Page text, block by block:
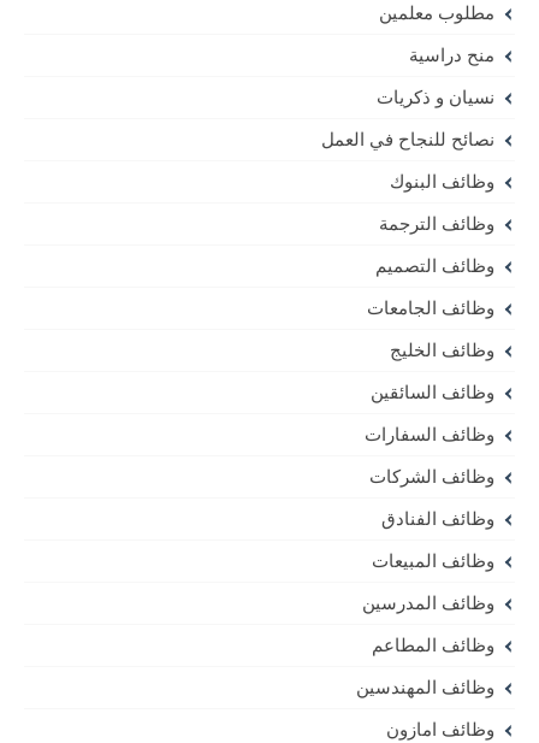
مطلوب معلمين
منح دراسية
نسيان و ذكريات
نصائح للنجاح في العمل
وظائف البنوك
وظائف الترجمة
وظائف التصميم
وظائف الجامعات
وظائف الخليج
وظائف السائقين
وظائف السفارات
وظائف الشركات
وظائف الفنادق
وظائف المبيعات
وظائف المدرسين
وظائف المطاعم
وظائف المهندسين
وظائف امازون